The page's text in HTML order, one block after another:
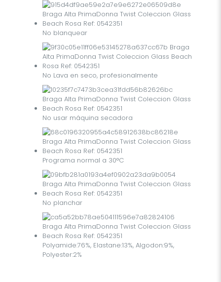
No blanquear
No Lava en seco, profesionalmente
No usar máquina secadora
Programa normal a 30°C
No planchar
Polyamide:76%, Elastane:13%, Algodon:9%,
Polyester:2%